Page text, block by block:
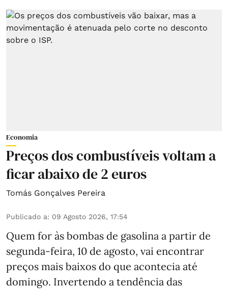
Economia
Preços dos combustíveis voltam a
ficar abaixo de 2 euros
Tomás Gonçalves Pereira
Publicado a: 09 Agosto 2026, 17:54
Quem for às bombas de gasolina a partir de
segunda-feira, 10 de agosto, vai encontrar
preços mais baixos do que acontecia até
domingo. Invertendo a tendência das